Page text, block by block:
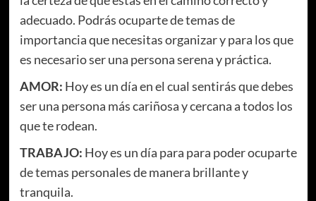
adecuado. Podrás ocuparte de temas de
importancia que necesitas organizar y para los que
es necesario ser una persona serena y práctica.
AMOR: Hoy es un día en el cual sentirás que debes
ser una persona más cariñosa y cercana a todos los
que te rodean.
TRABAJO: Hoy es un día para para poder ocuparte
de temas personales de manera brillante y
tranquila.